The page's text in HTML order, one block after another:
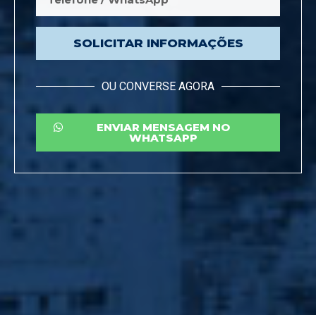
SOLICITAR INFORMAÇÕES
OU CONVERSE AGORA
ENVIAR MENSAGEM NO
WHATSAPP